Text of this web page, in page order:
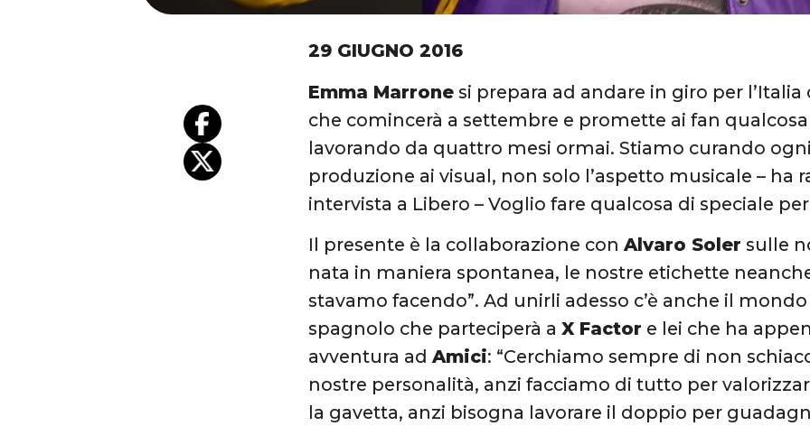
29 GIUGNO 2016
Emma Marrone si prepara ad andare in giro per
che comincerà a settembre e promette ai fan qualcosa
lavorando da quattro mesi ormai. Stiamo curando
produzione ai visual, non solo l’aspetto musicale – ha
intervista a Libero – Voglio fare qualcosa di speciale
Il presente è la collaborazione conAlvaro Soler sulle
nata in maniera spontanea, le nostre etichette
stavamo facendo”. Ad unirli adesso c’è anche il
spagnolo che parteciperà aX Factor e lei che ha
avventura adAmici: “Cerchiamo sempre di non
nostre personalità, anzi facciamo di tutto per
la gavetta, anzi bisogna lavorare il doppio per